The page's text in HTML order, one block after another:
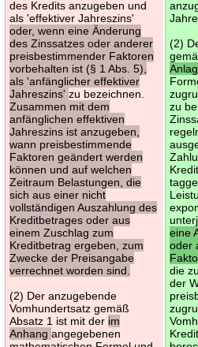
des Kredits anzugeben und
als 'effektiver Jahreszins'
oder, wenn eine Änderung
des Zinssatzes oder anderer
preisbestimmender Faktoren
vorbehalten ist (§ 1 Abs. 5),
als 'anfänglicher effektiver
Jahreszins'zu bezeichnen.
Zusammen mit dem
anfänglichen effektiven
Jahreszins ist anzugeben,
wann preisbestimmende
Faktoren geändert werden
können und auf welchen
Zeitraum Belastungen, die
sich aus einer nicht
vollständigen Auszahlung des
Kreditbetrages oder aus
einem Zuschlag zum
Kreditbetrag ergeben, zum
Zwecke der Preisangabe
verrechnet worden sind.
(2) Der anzugebende
Vomhundertsatz gemäß
Absatz 1 ist mit der im
Anhangangegebenen
(2)
zu
eine
oder
die
der